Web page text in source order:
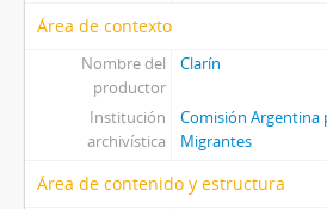
Área de contexto
Nombre del
productor
Clarín
Institución
archivística
Comisión Argentina
Migrantes
Área de contenido y estructura